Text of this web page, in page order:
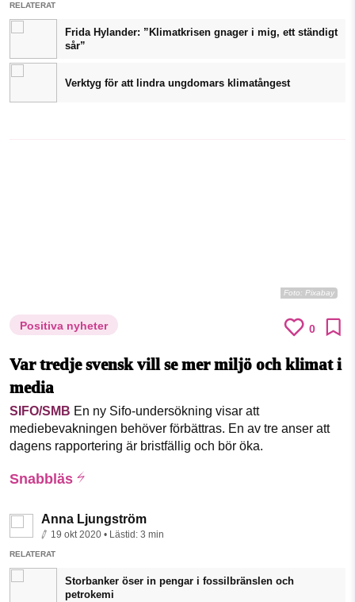
RELATERAT
Frida Hylander: ”Klimatkrisen gnager i mig, ett ständigt
sår”
Verktyg för att lindra ungdomars klimatångest
Foto: Pixabay
Positiva nyheter 0
Var tredje svensk vill se mer miljö och klimat i
media
SIFO/SMB En ny Sifo-undersökning visar att
mediebevakningen behöver förbättras. En av tre anser att
dagens rapportering är bristfällig och bör öka.
Snabbläs
Anna Ljungström
19 okt 2020 • Lästid: 3 min
RELATERAT
Storbanker öser in pengar i fossilbränslen och
petrokemi